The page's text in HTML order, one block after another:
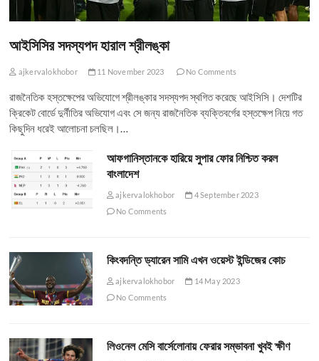
আইসিসির সদস্যপদ হারাল শ্রীলঙ্কা
ajkervalokhobor 11 November 2023 No Comments
রাজনৈতিক হস্তক্ষেপের অভিযোগে শ্রীলঙ্কার সদস্যপদ স্থগিত করেছে আইসিসি। দেশটির
ক্রিকেট বোর্ডে দুর্নীতির অভিযোগ এবং সে জন্য রাজনৈতিক ব্যক্তিবর্গের হস্তক্ষেপ নিয়ে গত
কিছুদিন ধরেই আলোচনা চলছিল।…
আফগানিস্তানকে হারিয়ে সুপার ফোর নিশ্চিত করল
বাংলাদেশ
ajkervalokhobor
4 September 2023
No Comments
কিংবদন্তি ড্যারেন সামি এখন ওয়েস্ট ইন্ডিজের কোচ
ajkervalokhobor
14 May 2023
No Comments
লিওনেল মেসি বার্সেলোনায় ফেরার সম্ভাবনা খুবই ক্ষীণ